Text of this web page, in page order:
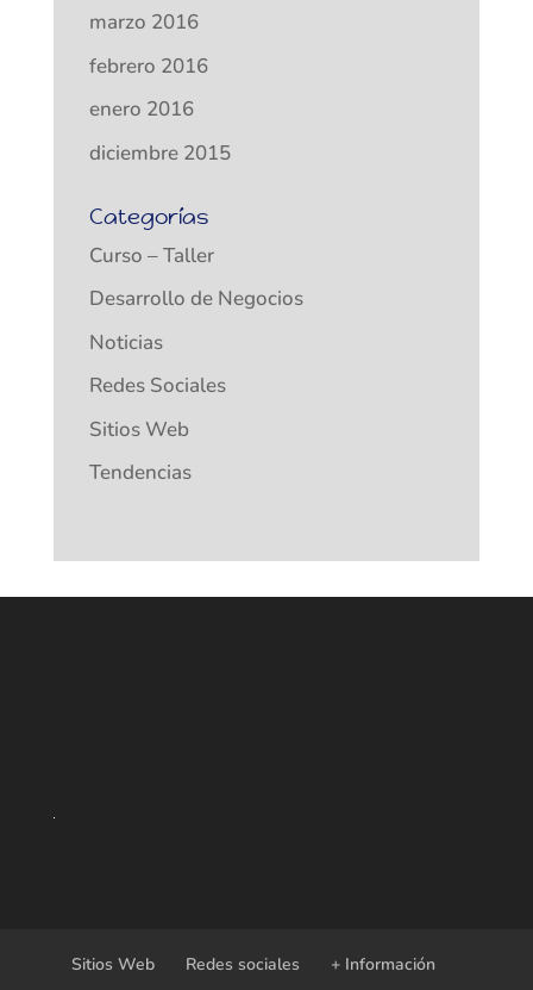
marzo 2016
febrero 2016
enero 2016
diciembre 2015
Categorías
Curso – Taller
Desarrollo de Negocios
Noticias
Redes Sociales
Sitios Web
Tendencias
Sitios Web Redes sociales
+ Información